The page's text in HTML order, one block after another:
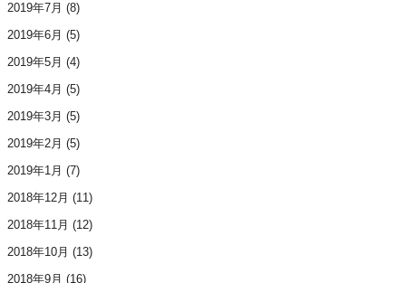
2019年7月 (8)
2019年6月 (5)
2019年5月 (4)
2019年4月 (5)
2019年3月 (5)
2019年2月 (5)
2019年1月 (7)
2018年12月 (11)
2018年11月 (12)
2018年10月 (13)
2018年9月 (16)